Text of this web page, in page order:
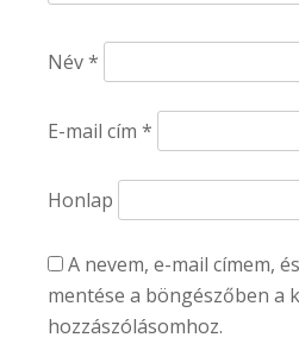
Név*
E-mail cím *
Honlap
A nevem, e-mail címem,
mentése a böngészőben a
hozzászólásomhoz.